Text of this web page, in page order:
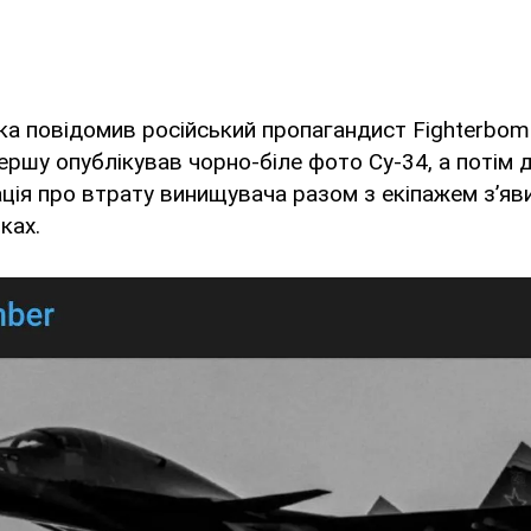
повідомив російський пропагандист
опублікував чорно-біле фото Су-34, а потім
про втрату винищувача разом з екіпажем